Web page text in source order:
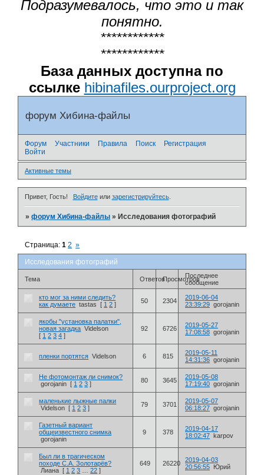
Подразумевалось, что это и так
понятно.
************
************
База данных доступна по
ссылке hibinafiles.ourproject.org
форум Хибина-файлы
Форум Участники Правила Поиск
Регистрация
Войти
Активные темы
Привет, Гость! Войдитеили зарегистрируйтесь.
»форум Хибина-файлы »Исследования фотографий
Исследования фотографий
Страница:1 2 »
Тема ОтветовПросмотровПоследнее
сообщение
кто мог за ними следить?
как думаете tastas [ 1 2 ] 50 2304
2019-06-04
23:39:29 gоrojanin
якобы "установка палатки",
новая загадка Videlson
[ 1 2 3 4 ]
92 6726
2019-05-27
17:08:58 gоrojanin
пленки портятся Videlson 6 815
2019-05-11
14:31:36 gоrojanin
Не фотомонтаж ли снимок?
gоrojanin [ 1 2 3 ] 80 3645
2019-05-08
17:19:40 gоrojanin
маленькие лыжные палки
Videlson [ 1 2 3 ] 79 3701
2019-05-07
06:18:27 gоrojanin
Газетный вариант
общеизвестного снимка
gоrojanin
9 378
2019-04-17
18:02:47 karpov
Был ли в трагическом
походе С.А. Золотарёв?
Лиана [ 1 2 3 22 ]
649 26220
2019-04-03
20:56:55
Юрий